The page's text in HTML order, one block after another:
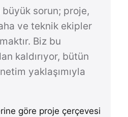
büyük sorun; proje,
ve teknik ekipler
Biz bu
kaldırıyor, bütün
yaklaşımıyla
göre proje çerçevesi